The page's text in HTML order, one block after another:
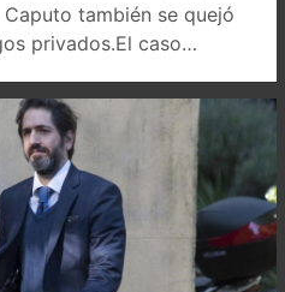
también se quejó
privados.El caso…